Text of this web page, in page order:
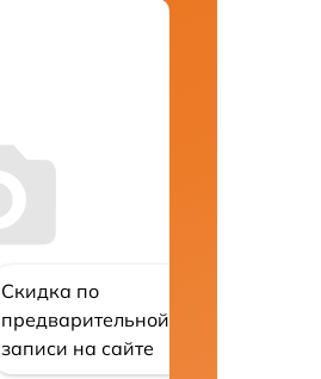
Скидка по
предварительной
записи на сайте